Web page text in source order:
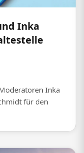
Inka
Inka
für den